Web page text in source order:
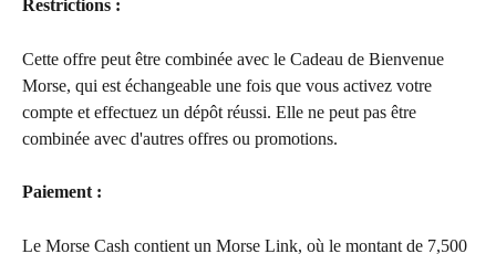
Restrictions :
Cette offre peut être combinée avec le Cadeau de Bienvenue
Morse, qui est échangeable une fois que vous activez votre
compte et effectuez un dépôt réussi. Elle ne peut pas être
combinée avec d'autres offres ou promotions.
Paiement :
Le Morse Cash contient un Morse Link, où le montant de 7,500